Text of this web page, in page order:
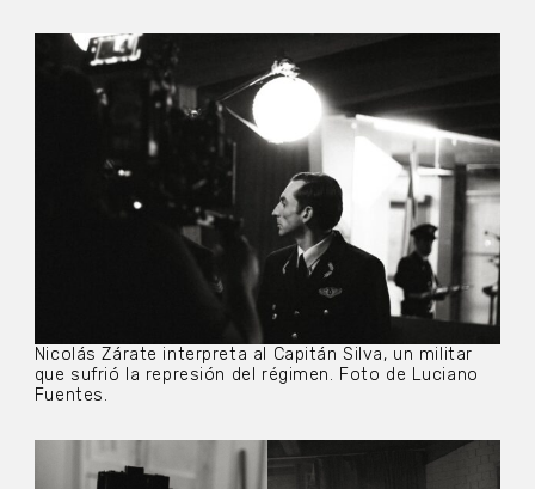
Nicolás Zárate interpreta al Capitán Silva, un militar
que sufrió la represión del régimen. Foto de Luciano
Fuentes.